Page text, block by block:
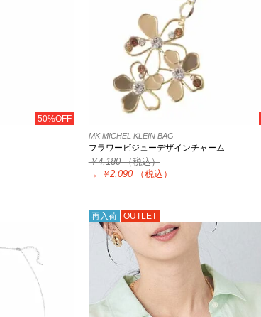
50%OFF
MK MICHEL KLEIN BAG
フラワービジューデザインチャーム
￥4,180（税込）
→
￥2,090 （税込）
再入荷 OUTLET